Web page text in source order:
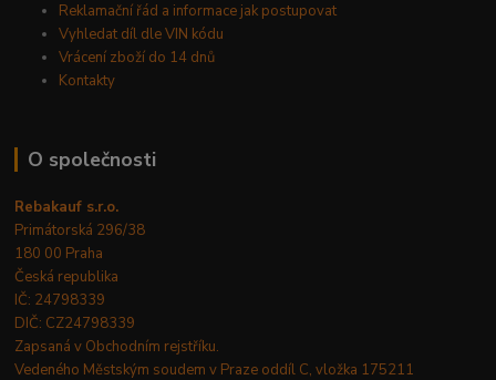
Reklamační řád a informace jak postupovat
Vyhledat díl dle VIN kódu
Vrácení zboží do 14 dnů
Kontakty
O společnosti
Rebakauf s.r.o.
Primátorská 296/38
180 00 Praha
Česká republika
IČ: 24798339
DIČ: CZ24798339
Zapsaná v Obchodním rejstříku.
Vedeného Městským soudem v Praze oddíl C, vložka 175211